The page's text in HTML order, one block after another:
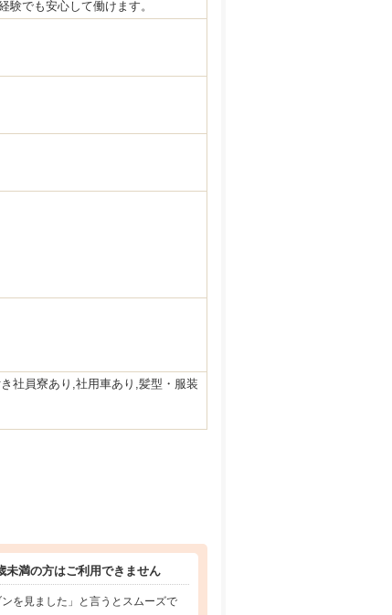
でも安心して働けます。
社員寮あり,社用車あり,髪型・服装
未満の方はご利用できません
を見ました」と言うとスムーズで